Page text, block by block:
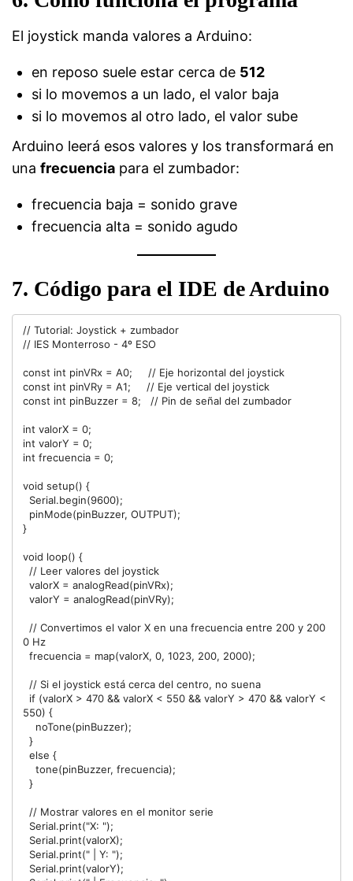
El joystick manda valores a Arduino:
en reposo suele estar cerca de 512
si lo movemos a un lado, el valor baja
si lo movemos al otro lado, el valor sube
Arduino leerá esos valores y los transformará en
una frecuencia para el zumbador:
frecuencia baja = sonido grave
frecuencia alta = sonido agudo
7. Código para el IDE de Arduino
// Tutorial: Joystick + zumbador
// IES Monterroso - 4º ESO
const int pinVRx = A0;     // Eje horizontal del joystick
const int pinVRy = A1;     // Eje vertical del joystick
const int pinBuzzer = 8;   // Pin de señal del zumbador
int valorX = 0;
int valorY = 0;
int frecuencia = 0;
void setup() {
}
void loop() {
0 Hz
550) {